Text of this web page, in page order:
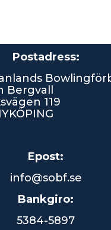
Postadress:
Bergvall
119
Epost:
info@sobf.se
Bankgiro:
5384-5897